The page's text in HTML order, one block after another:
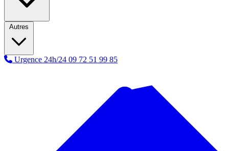
Autres
Urgence 24h/24 09 72 51 99 85